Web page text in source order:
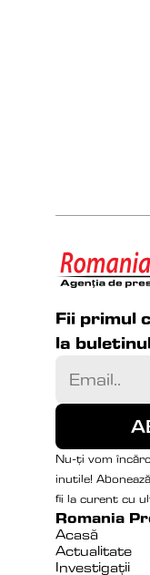
Fii primul
la
Nu-ți vom
inutile!
fii la curent cu
Romania
Acasă
Actualitate
Investigații